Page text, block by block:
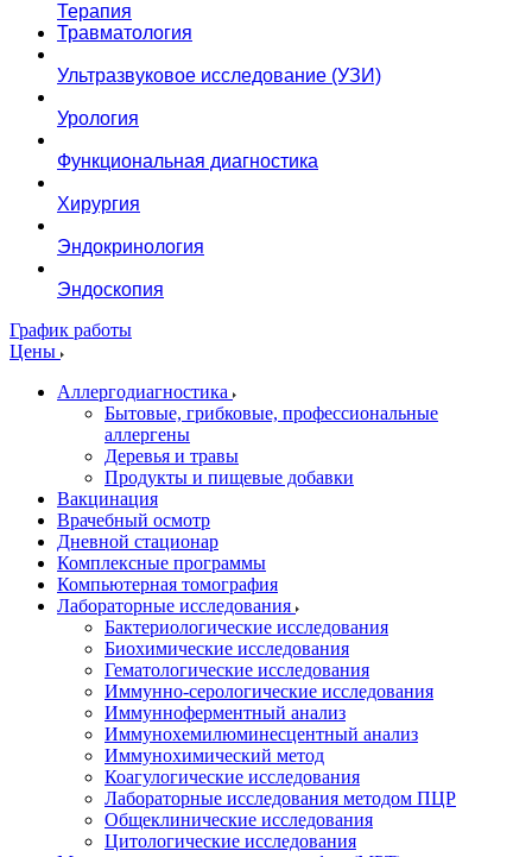
Терапия
Травматология
Ультразвуковое исследование (УЗИ)
Урология
Функциональная диагностика
Хирургия
Эндокринология
Эндоскопия
График работы
Цены
Аллергодиагностика
Бытовые, грибковые, профессиональные
аллергены
Деревья и травы
Продукты и пищевые добавки
Вакцинация
Врачебный осмотр
Дневной стационар
Комплексные программы
Компьютерная томография
Лабораторные исследования
Бактериологические исследования
Биохимические исследования
Гематологические исследования
Иммунно-серологические исследования
Иммунноферментный анализ
Иммунохемилюминесцентный анализ
Иммунохимический метод
Коагулогические исследования
Лабораторные исследования методом ПЦР
Общеклинические исследования
Цитологические исследования